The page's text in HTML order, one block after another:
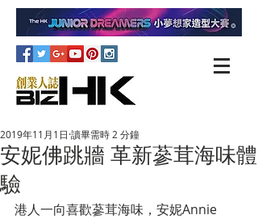
安妮佛跳牆 革新蔘茸海味體
驗
2019年11月1日 讀畢需時 2 分鐘
港人一向喜歡蔘茸海味，安妮Annie